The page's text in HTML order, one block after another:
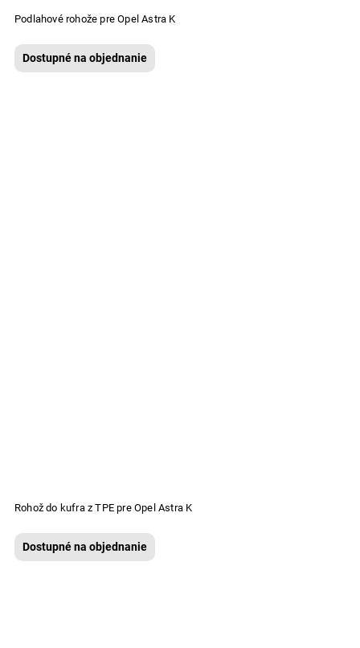
Podlahové rohože pre Opel Astra K
Dostupné na objednanie
Rohož do kufra z TPE pre Opel Astra K
Dostupné na objednanie